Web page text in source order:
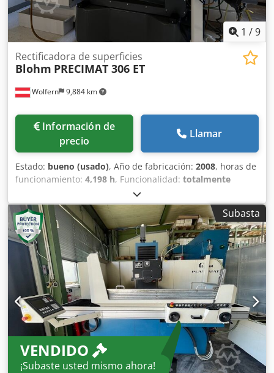
1 /9
Wolfern 9,884 km
Rectificadora de superficies
Blohm PRECIMAT 306 ET
Información de
precio
Llamar
Estado: bueno (usado), Año de fabricación: 2008, horas de
funcionamiento: 4,198 h, Funcionalidad: totalmente
, número de máquina/vehículo:
longitud de rectificado:600 mm, ancho de lijado:300 mm,
diámetro de disco rectificador:300 mm, distancia de la
mesa al centro del husillo:575 mm, ancho de disco
rectificador:50 mm, peso total:3,000 kg, espacio
necesario altura:2,300 mm, espacio necesario longitud:
2,960 mm , espacio necesario anchura: 3,200 mm,
Rectificadora plana de segunda mano Dcjdpfxey Ry Dqj
Adqek Estado muy cuidado
Subasta
VENDIDO
¡Subaste usted mismo ahora!